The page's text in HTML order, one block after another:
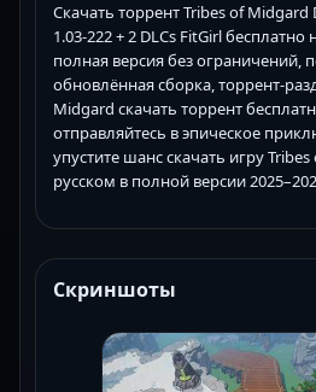
Скачать торрент Tribes of
1.03-222 + 2 DLCs FitGirl бесплатно
полная версия без ограничений,
обновлённая сборка, торрент-
Midgard скачать торрент
отправляйтесь в эпическое
упустите шанс скачать игру
русском в полной версии
Скриншоты